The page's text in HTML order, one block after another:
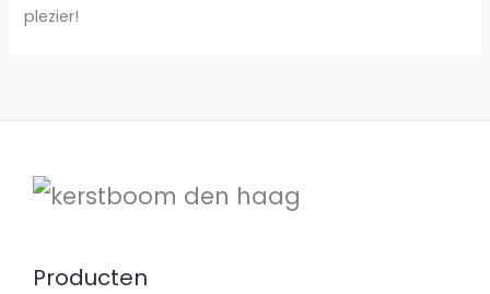
plezier!
Producten